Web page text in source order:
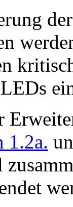
1.2a.